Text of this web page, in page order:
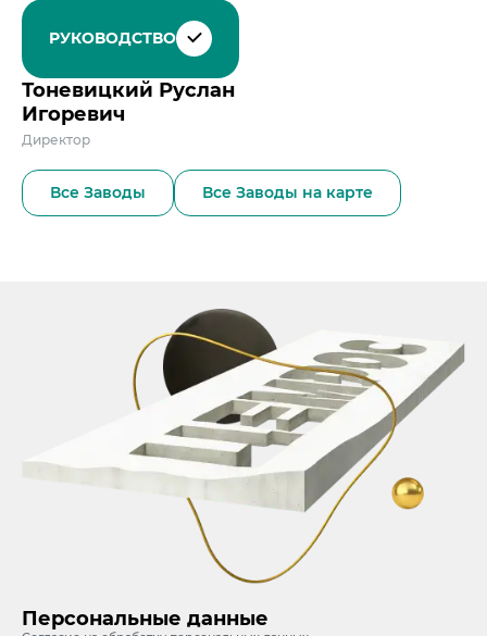
РУКОВОДСТВО
Тоневицкий Руслан
Игоревич
Директор
Все Заводы Все Заводы на карте
Персональные данные